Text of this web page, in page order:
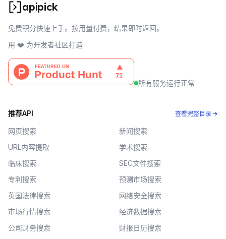
apipick
免费积分快速上手。按用量付费，结果即时返回。
用 ❤️ 为开发者社区打造
所有服务运行正常
推荐API 查看完整目录 →
网页搜索
新闻搜索
URL内容提取
学术搜索
临床搜索
SEC文件搜索
专利搜索
预测市场搜索
英国法律搜索
网络安全搜索
市场行情搜索
经济数据搜索
公司财务搜索
财报日历搜索